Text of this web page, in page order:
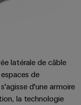
latérale de câble
de
d'une armoire
la technologie